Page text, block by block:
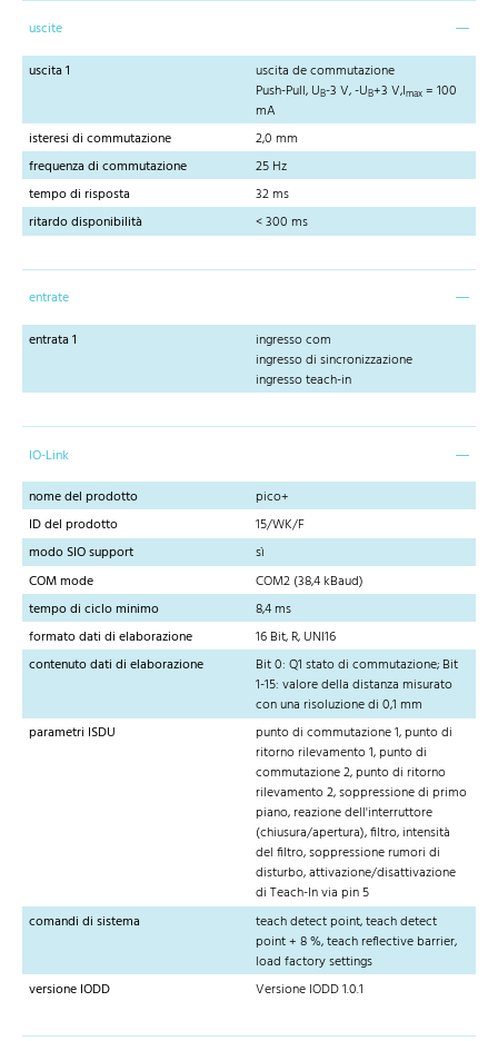
uscite
uscita 1
uscita de commutazione
Push-Pull, UB-3 V, -UB+3 V,Imax = 100
mA
isteresi di commutazione
2,0 mm
frequenza di commutazione
25 Hz
tempo di risposta
32 ms
ritardo disponibilità
< 300 ms
entrate
entrata 1
ingresso com
ingresso di sincronizzazione
ingresso teach-in
IO-Link
nome del prodotto
pico+
ID del prodotto
15/WK/F
modo SIO support
sì
COM mode
COM2 (38,4 kBaud)
tempo di ciclo minimo
8,4 ms
formato dati di elaborazione
16 Bit, R, UNI16
contenuto dati di elaborazione
Bit 0: Q1 stato di commutazione; Bit
1-15: valore della distanza misurato
con una risoluzione di 0,1 mm
parametri ISDU
punto di commutazione 1, punto di
ritorno rilevamento 1, punto di
commutazione 2, punto di ritorno
rilevamento 2, soppressione di primo
piano, reazione dell'interruttore
(chiusura/apertura), filtro, intensità
del filtro, soppressione rumori di
disturbo, attivazione/disattivazione
di Teach-In via pin 5
comandi di sistema
teach detect point, teach detect
point + 8 %, teach reflective barrier,
load factory settings
versione IODD
Versione IODD 1.0.1